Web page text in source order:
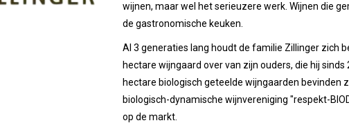
wijnen, maar wel het serieuzere werk. Wijnen die
de gastronomische keuken.
Al 3 generaties lang houdt de familie Zillinger zich
hectare wijngaard over van zijn ouders, die hij
hectare biologisch geteelde wijngaarden bevinden
biologisch-dynamische wijnvereniging "respekt-
op de markt.